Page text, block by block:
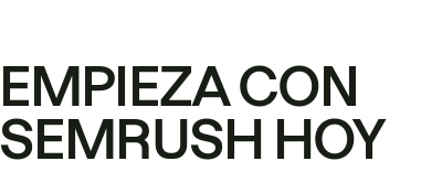
EMPIEZA CON
SEMRUSH HOY